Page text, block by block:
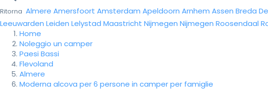
Ritorna Almere Amersfoort Amsterdam Apeldoorn Arnhem Assen Breda
Leeuwarden Leiden Lelystad Maastricht Nijmegen Nijmegen Roosendaal
Home
Noleggio un camper
Paesi Bassi
Flevoland
Almere
Moderna alcova per 6 persone in camper per famiglie